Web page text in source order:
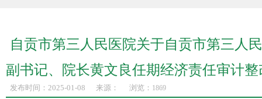
自贡市第三人民医院关于自贡市第三人
副书记、院长黄文良任期经济责任审计
发布时间：2025-01-08 来源： 浏览： 1869